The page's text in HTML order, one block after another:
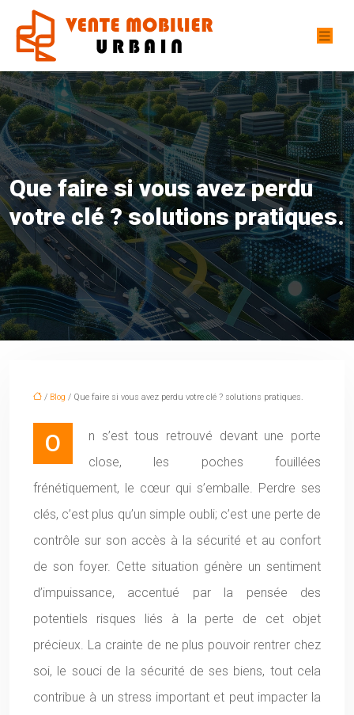
Que faire si vous avez perdu
votre clé ? solutions pratiques.
/ Blog / Que faire si vous avez perdu votre clé ? solutions pratiques.
On s’est tous retrouvé devant une porte
close, les poches fouillées
frénétiquement, le cœur qui s’emballe. Perdre ses
clés, c’est plus qu’un simple oubli; c’est une perte de
contrôle sur son accès à la sécurité et au confort
de son foyer. Cette situation génère un sentiment
d’impuissance, accentué par la pensée des
potentiels risques liés à la perte de cet objet
précieux. La crainte de ne plus pouvoir rentrer chez
soi, le souci de la sécurité de ses biens, tout cela
contribue à un stress important et peut impacter la